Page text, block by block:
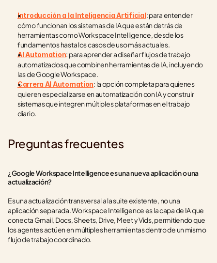
Introducción a la Inteligencia Artificial: para entender
cómo funcionan los sistemas de IA que están detrás de
herramientas como Workspace Intelligence, desde los
fundamentos hasta los casos de uso más actuales.
AI Automation: para aprender a diseñar flujos de trabajo
automatizados que combinen herramientas de IA, incluyendo
las de Google Workspace.
Carrera AI Automation: la opción completa para quienes
quieren especializarse en automatización con IA y construir
sistemas que integren múltiples plataformas en el trabajo
diario.
Preguntas frecuentes
¿Google Workspace Intelligence es una nueva aplicación o una
actualización?
Es una actualización transversal a la suite existente, no una
aplicación separada. Workspace Intelligence es la capa de IA que
conecta Gmail, Docs, Sheets, Drive, Meet y Vids, permitiendo que
los agentes actúen en múltiples herramientas dentro de un mismo
flujo de trabajo coordinado.